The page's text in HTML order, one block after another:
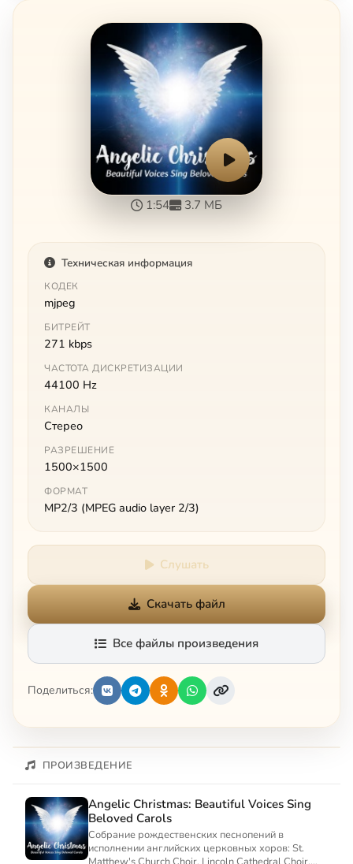
1:54 3.7 МБ
Техническая информация
КОДЕК
mjpeg
БИТРЕЙТ
271 kbps
ЧАСТОТА ДИСКРЕТИЗАЦИИ
44100 Hz
КАНАЛЫ
Стерео
РАЗРЕШЕНИЕ
1500×1500
ФОРМАТ
MP2/3 (MPEG audio layer 2/3)
Слушать
Скачать файл
Все файлы произведения
Поделиться:
ПРОИЗВЕДЕНИЕ
Angelic Christmas: Beautiful Voices Sing
Beloved Carols
Собрание рождественских песнопений в
исполнении английских церковных хоров: St.